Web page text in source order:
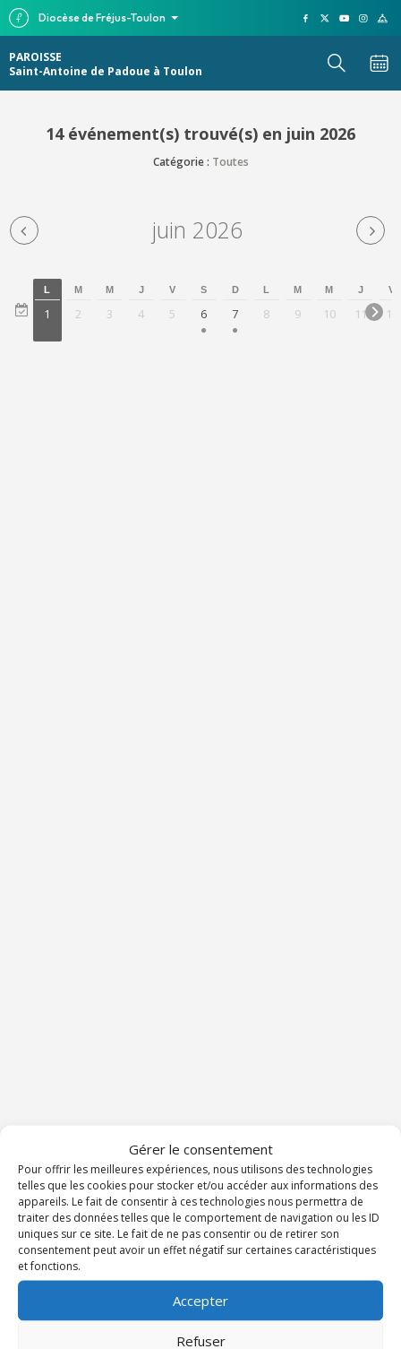
Diocèse de Fréjus-Toulon
Gérer le consentement
Pour offrir les meilleures expériences, nous utilisons des technologies
telles que les cookies pour stocker et/ou accéder aux informations des
appareils. Le fait de consentir à ces technologies nous permettra de
traiter des données telles que le comportement de navigation ou les ID
uniques sur ce site. Le fait de ne pas consentir ou de retirer son
consentement peut avoir un effet négatif sur certaines caractéristiques
et fonctions.
Accepter
Refuser
PAROISSE
Saint-Antoine de Padoue à Toulon
14 événement(s) trouvé(s) en juin 2026
Catégorie : Toutes
juin 2026
L
1
M
2
M
3
J
4
V
5
S
6
D
7
L
8
M
9
M
10
J
11
V
12